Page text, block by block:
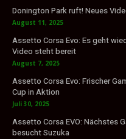
Donington Park ruft! Neues
August 11, 2025
Assetto Corsa Evo: Es geht
Video steht bereit
August 7, 2025
Assetto Corsa Evo: Frischer
Cup in Aktion
Juli 30, 2025
Assetto Corsa EVO: Nächstes
besucht Suzuka